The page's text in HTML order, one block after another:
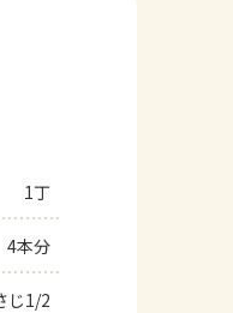
1丁
4本分
じ1/2